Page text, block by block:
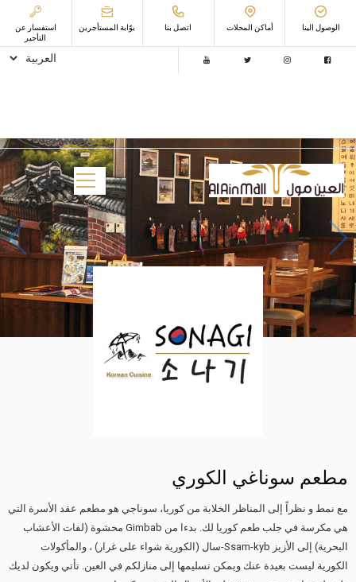
الوصول الينا أماكن المحلات اتصل بنا ﺑﻮّاﺑﺔ اﻟﻤﺴﺘﺄﺟﺮﻳﻦ
استفسار عن
التأجير
مطعم سوناغي الكوري
مع نمط و نظراً إلى المناظر الخلابة من كوريا، سوناجي هو مطعم عقد الأسرة التي
هي مكرسة في جلب طعم كوريا لك. بدءا من Gimbab محشوة (لفات الأعشاب
البحرية) إلى الأزيز Ssam-kyb-سال (الكورية شواء على غرار) ، والمأكولات
الكورية ليست بعيدة عنك ويمكن تسليمها إلى منازلكم في العين. تأتي ويكون لديك